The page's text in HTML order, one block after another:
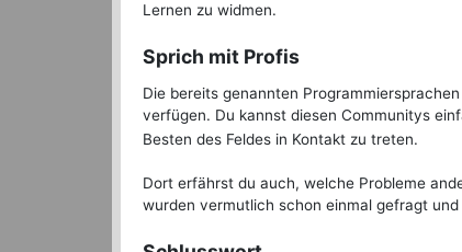
Lernen zu widmen.
Sprich mit Profis
Die bereits genannten
verfügen. Du kannst diesen Communitys
Besten des Feldes in Kontakt zu treten.
Dort erfährst du auch, welche Probleme
wurden vermutlich schon einmal gefragt